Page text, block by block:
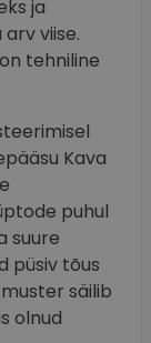
ja
viise.
tehniline
Kava
puhul
suure
püsiv tõus
säilib
olnud